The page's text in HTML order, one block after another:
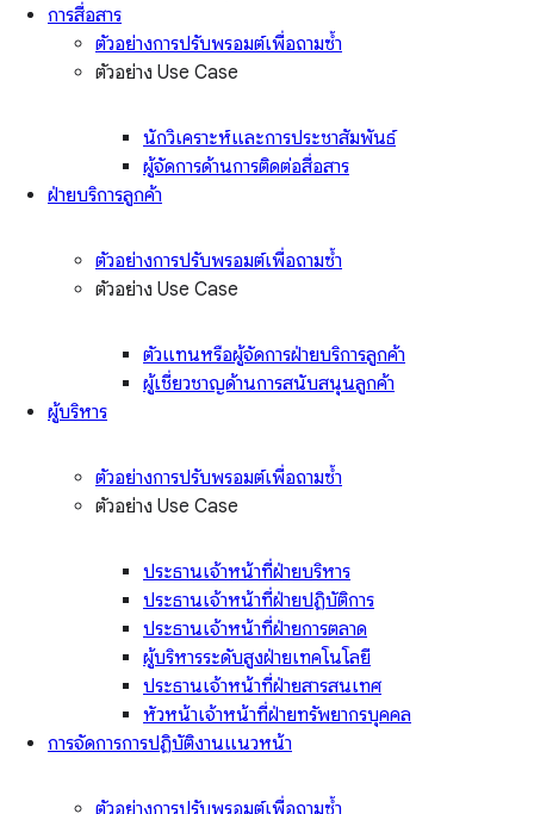
การสื่อสาร
ตัวอย่างการปรับพรอมต์เพื่อถามซ้ำ
ตัวอย่าง Use Case
นักวิเคราะห์และการประชาสัมพันธ์
ผู้จัดการด้านการติดต่อสื่อสาร
ฝ่ายบริการลูกค้า
ตัวอย่างการปรับพรอมต์เพื่อถามซ้ำ
ตัวอย่าง Use Case
ตัวแทนหรือผู้จัดการฝ่ายบริการลูกค้า
ผู้เชี่ยวชาญด้านการสนับสนุนลูกค้า
ผู้บริหาร
ตัวอย่างการปรับพรอมต์เพื่อถามซ้ำ
ตัวอย่าง Use Case
ประธานเจ้าหน้าที่ฝ่ายบริหาร
ประธานเจ้าหน้าที่ฝ่ายปฏิบัติการ
ประธานเจ้าหน้าที่ฝ่ายการตลาด
ผู้บริหารระดับสูงฝ่ายเทคโนโลยี
ประธานเจ้าหน้าที่ฝ่ายสารสนเทศ
หัวหน้าเจ้าหน้าที่ฝ่ายทรัพยากรบุคคล
การจัดการการปฏิบัติงานแนวหน้า
ตัวอย่างการปรับพรอมต์เพื่อถามซ้ำ